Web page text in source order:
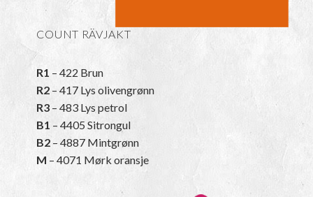
COUNT RÄVJAKT
R1 – 422 Brun
R2 – 417 Lys olivengrønn
R3 – 483 Lys petrol
B1 – 4405 Sitrongul
B2 – 4887 Mintgrønn
M – 4071 Mørk oransje